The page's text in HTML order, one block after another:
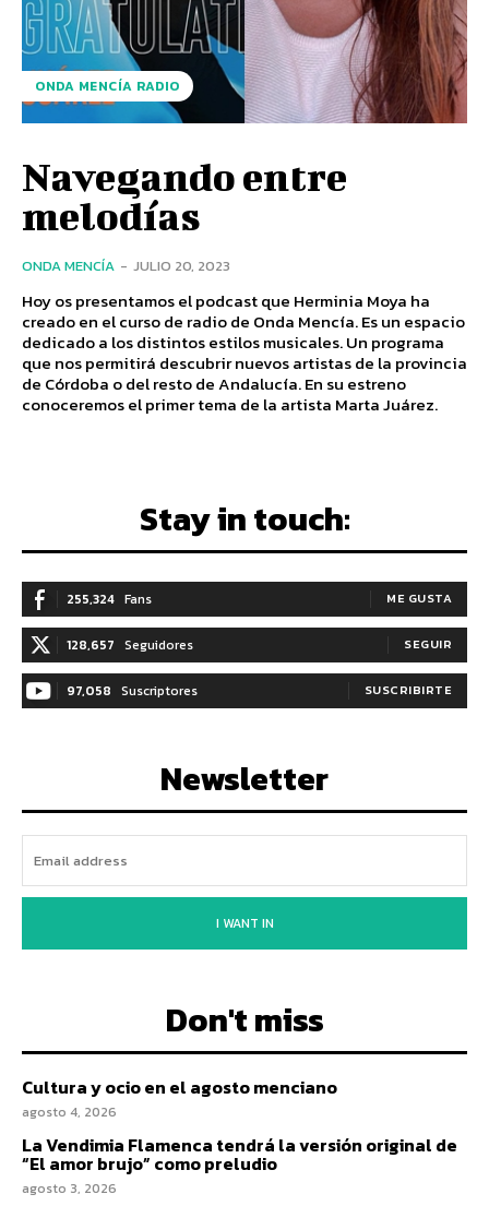
ONDA MENCÍA RADIO
Navegando entre
melodías
ONDA MENCÍA - JULIO 20, 2023
Hoy os presentamos el podcast que Herminia Moya ha
creado en el curso de radio de Onda Mencía. Es un espacio
dedicado a los distintos estilos musicales. Un programa
que nos permitirá descubrir nuevos artistas de la provincia
de Córdoba o del resto de Andalucía. En su estreno
conoceremos el primer tema de la artista Marta Juárez.
Stay in touch:
255,324 Fans ME GUSTA
128,657 Seguidores SEGUIR
97,058 Suscriptores SUSCRIBIRTE
Newsletter
I WANT IN
Don't miss
Cultura y ocio en el agosto menciano
agosto 4, 2026
La Vendimia Flamenca tendrá la versión original de
“El amor brujo” como preludio
agosto 3, 2026